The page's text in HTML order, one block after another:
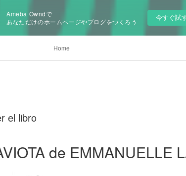
Ameba Owndで
あなただけのホームページやブログをつくろう
今すぐ試
Home
el libro
de EMMANUELLE